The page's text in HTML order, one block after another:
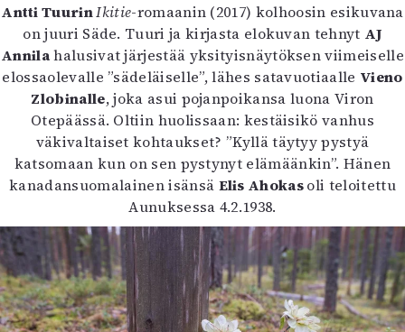
Antti TuurinIkitie-romaanin (2017) kolhoosin esikuvana
on juuri Säde. Tuuri ja kirjasta elokuvan tehnyt AJ
Annilahalusivat järjestää yksityisnäytöksen viimeiselle
elossaolevalle ”sädeläiselle”, lähes satavuotiaalle Vieno
Zlobinalle, joka asui pojanpoikansa luona Viron
Otepäässä. Oltiin huolissaan: kestäisikö vanhus
väkivaltaiset kohtaukset? ”Kyllä täytyy pystyä
katsomaan kun on sen pystynyt elämäänkin”. Hänen
kanadansuomalainen isänsä Elis Ahokasoli teloitettu
Aunuksessa 4.2.1938.